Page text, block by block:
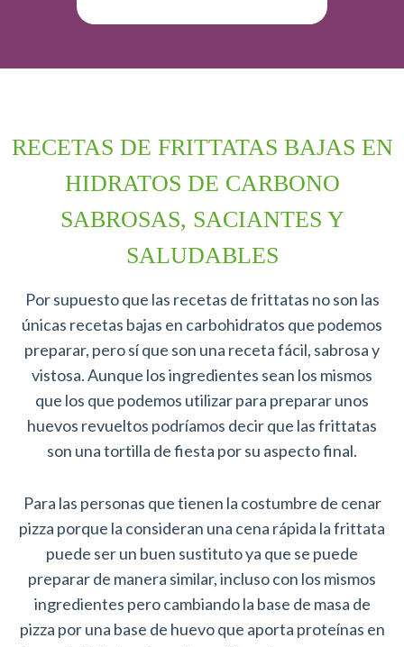
RECETAS DE FRITTATAS BAJAS EN
HIDRATOS DE CARBONO
SABROSAS, SACIANTES Y
SALUDABLES
Por supuesto que las recetas de frittatas no son las
únicas recetas bajas en carbohidratos que podemos
preparar, pero sí que son una receta fácil, sabrosa y
vistosa. Aunque los ingredientes sean los mismos
que los que podemos utilizar para preparar unos
huevos revueltos podríamos decir que las frittatas
son una tortilla de fiesta por su aspecto final.
Para las personas que tienen la costumbre de cenar
pizza porque la consideran una cena rápida la frittata
puede ser un buen sustituto ya que se puede
preparar de manera similar, incluso con los mismos
ingredientes pero cambiando la base de masa de
pizza por una base de huevo que aporta proteínas en